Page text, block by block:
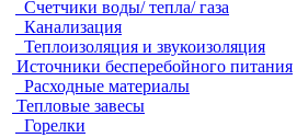
Счетчики воды/ тепла/ газа
Канализация
Теплоизоляция и звукоизоляция
Источники бесперебойного питания
Расходные материалы
Тепловые завесы
Горелки